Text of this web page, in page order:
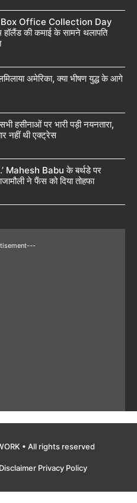
Office Collection Day
हॉलैंड की कमाई के सामने थलापति
अमेरिका, क्या भीषण युद्ध के आगे
हसीनाओं पर भारी पड़ी नयनतारा,
नहीं थी एक्ट्रेस
Mahesh Babu के बर्थडे पर
ने फैंस को दिया तोहफा
• All rights reserved
Disclaimer Privacy Policy